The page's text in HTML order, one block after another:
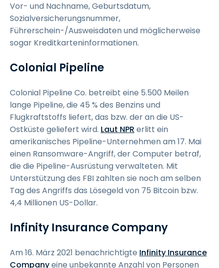
Vor- und Nachname, Geburtsdatum,
Sozialversicherungsnummer,
Führerschein-/Ausweisdaten und möglicherweise
sogar Kreditkarteninformationen.
Colonial Pipeline
Colonial Pipeline Co. betreibt eine 5.500 Meilen
lange Pipeline, die 45 % des Benzins und
Flugkraftstoffs liefert, das bzw. der an die US-
Ostküste geliefert wird. Laut NPR erlitt ein
amerikanisches Pipeline-Unternehmen am 17. Mai
einen Ransomware-Angriff, der Computer betraf,
die die Pipeline-Ausrüstung verwalteten. Mit
Unterstützung des FBI zahlten sie noch am selben
Tag des Angriffs das Lösegeld von 75 Bitcoin bzw.
4,4 Millionen US-Dollar.
Infinity Insurance Company
Am 16. März 2021 benachrichtigte Infinity Insurance
Companyeine unbekannte Anzahl von Personen